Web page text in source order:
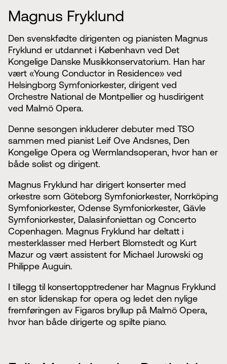
Magnus Fryklund
Den svenskfødte dirigenten og pianisten Magnus
Fryklund er utdannet i København ved Det
Kongelige Danske Musikkonservatorium. Han har
vært «Young Conductor in Residence» ved
Helsingborg Symfoniorkester, dirigent ved
Orchestre National de Montpellier og husdirigent
ved Malmö Opera.
Denne sesongen inkluderer debuter med TSO
sammen med pianist Leif Ove Andsnes, Den
Kongelige Opera og Wermlandsoperan, hvor han er
både solist og dirigent.
Magnus Fryklund har dirigert konserter med
orkestre som Göteborg Symfoniorkester, Norrköping
Symfoniorkester, Odense Symfoniorkester, Gävle
Symfoniorkester, Dalasinfoniettan og Concerto
Copenhagen. Magnus Fryklund har deltatt i
mesterklasser med Herbert Blomstedt og Kurt
Mazur og vært assistent for Michael Jurowski og
Philippe Auguin.
I tillegg til konsertopptredener har Magnus Fryklund
en stor lidenskap for opera og ledet den nylige
fremføringen av Figaros bryllup på Malmö Opera,
hvor han både dirigerte og spilte piano.